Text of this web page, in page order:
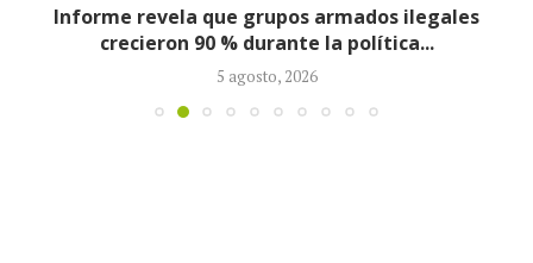
Informe revela que grupos armados ilegales
crecieron 90 % durante la política...
5 agosto, 2026